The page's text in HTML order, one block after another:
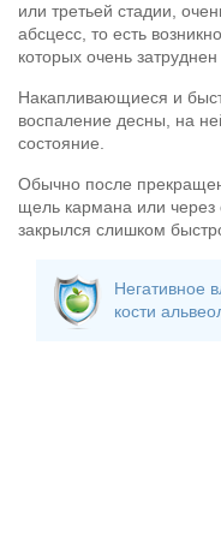
или третьей стадии,
абсцесс, то есть
которых очень
Накапливающиеся и
воспаление десны, на
состояние.
Обычно после
щель кармана или
закрылся слишком
Негативное
кости